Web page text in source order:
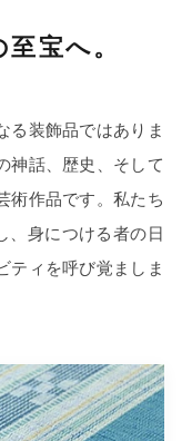
宝へ。
る装飾品ではありま
神話、歴史、そして
術作品です。私たち
、身につける者の日
ティを呼び覚ましま